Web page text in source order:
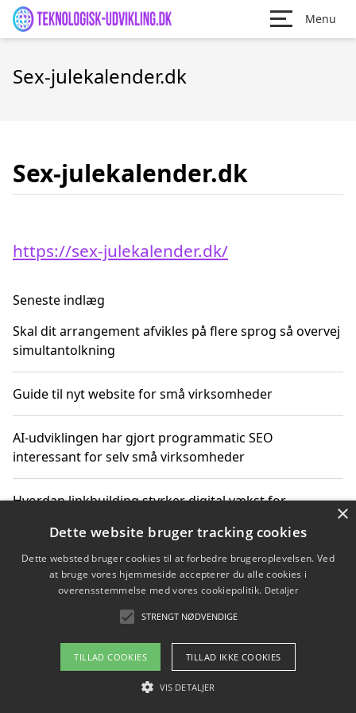
Menu
Sex-julekalender.dk
Sex-julekalender.dk
https://sex-julekalender.dk/
Seneste indlæg
Skal dit arrangement afvikles på flere sprog så overvej
simultantolkning
Guide til nyt website for små virksomheder
AI-udviklingen har gjort programmatic SEO
interessant for selv små virksomheder
Hvordan linkbuilding styrker digital vækst for
Sådan har udviklingen inden for genbrug af elektronik
ændret sig
Copyright 2026 - Pilanto Aps
Om / kontakt
×
Dette website bruger tracking cookies
Dette websted bruger cookies til at forbedre brugeroplevelsen. Ved
at bruge vores hjemmeside accepterer du alle cookies i
overensstemmelse med vores cookiepolitik. Detaljer
STRENGT NØDVENDIGE
TILLAD COOKIES TILLAD IKKE COOKIES
VIS DETALJER